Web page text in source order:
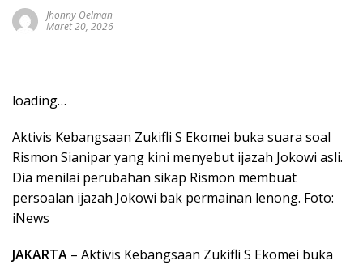
Jhonny Oelman
Maret 20, 2026
loading…
Aktivis Kebangsaan Zukifli S Ekomei buka suara soal
Rismon Sianipar yang kini menyebut ijazah Jokowi asli.
Dia menilai perubahan sikap Rismon membuat
persoalan ijazah Jokowi bak permainan lenong. Foto:
iNews
JAKARTA – Aktivis Kebangsaan Zukifli S Ekomei buka